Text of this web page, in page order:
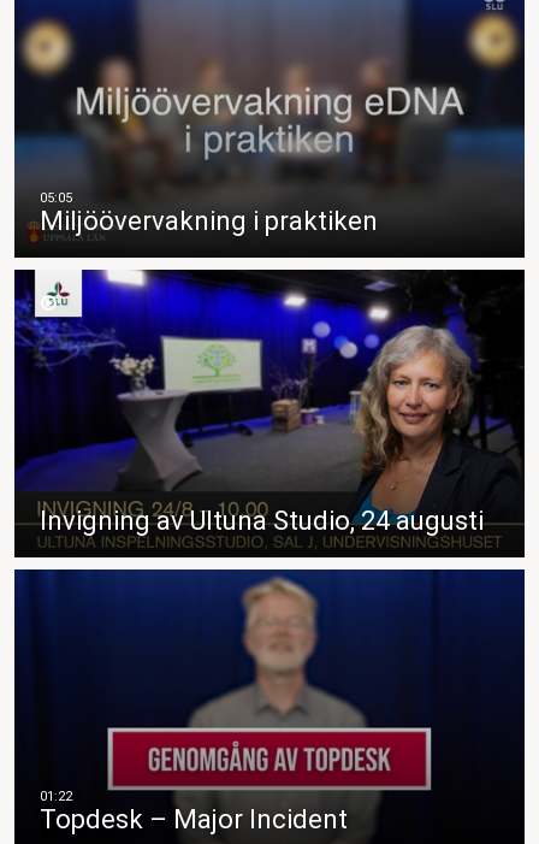
Miljöövervakning i praktiken
Invigning av Ultuna Studio, 24 augusti
Topdesk – Major Incident